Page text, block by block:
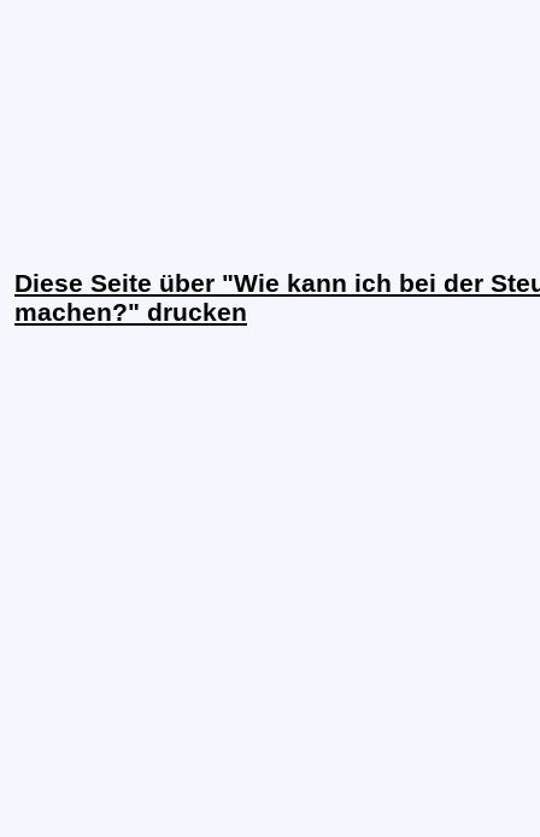
Diese Seite über "Wie kann ich bei der
machen?" drucken